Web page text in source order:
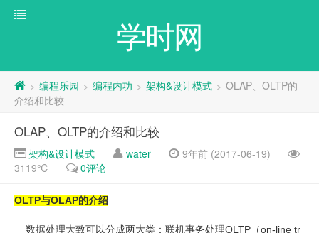
学时网
> 编程乐园 > 编程内功 > 架构&设计模式 > OLAP、OLTP的
介绍和比较
OLAP、OLTP的介绍和比较
架构&设计模式 water
9年前 (2017-06-19)
3119℃
0评论
OLTP与OLAP的介绍
数据处理大致可以分成两大类：联机事务处理OLTP（on-line tr